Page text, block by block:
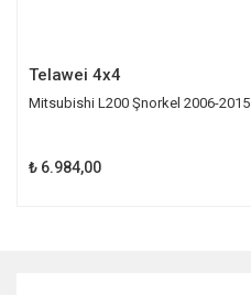
Telawei 4x4
Mitsubishi L200 Şnorkel 2006-2015
₺ 6.984,00